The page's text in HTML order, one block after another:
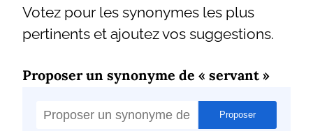
Votez pour les synonymes les plus
pertinents et ajoutez vos suggestions.
Proposer un synonyme de « servant »